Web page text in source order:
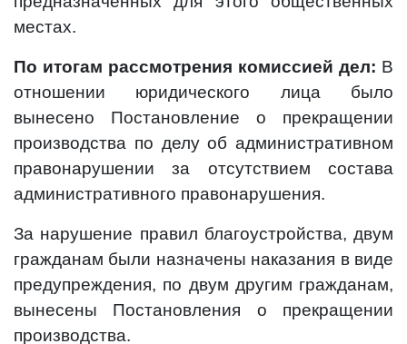
местах.
По итогам рассмотрения комиссией дел: В
отношении юридического лица было
вынесено Постановление о прекращении
производства по делу об административном
правонарушении за отсутствием состава
административного правонарушения.
За нарушение правил благоустройства, двум
гражданам были назначены наказания в виде
предупреждения, по двум другим гражданам,
вынесены Постановления о прекращении
производства.